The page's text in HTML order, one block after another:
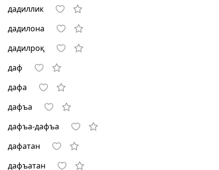
дадиллик
дадилона
дадилроқ
даф
дафа
дафъа
дафъа-дафъа
дафатан
дафъатан